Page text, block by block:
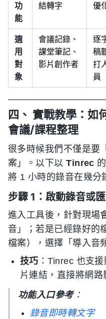
功
能
結轉字
優
適
用
對
象
會議記錄、
課堂筆記、
影片創作者
逐
稿
打
員
四、 實戰教學：如
會議/課程整理
很多時候我們不僅是要
案」。以下以Tinrec
將 1 小時的錄音在幾分
步驟 1：啟動錄音或
進入工具後，針對現場
音」；若是已經錄好的
檔案），選擇「導入音
技巧 ：Tinrec 也支
片連結，直接將網路
功能入口參考：
錄音即時轉文字